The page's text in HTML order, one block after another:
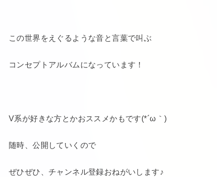
この世界をえぐるような音と言葉で叫ぶ
コンセプトアルバムになっています！
V系が好きな方とかおススメかもです(*´ω｀)
随時、公開していくので
ぜひぜひ、チャンネル登録おねがいします♪